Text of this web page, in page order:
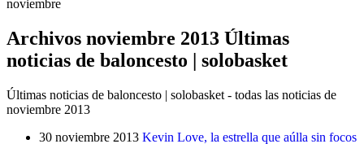
noviembre
Archivos noviembre 2013 Últimas
noticias de baloncesto | solobasket
Últimas noticias de baloncesto | solobasket - todas las noticias de
noviembre 2013
30 noviembre 2013 Kevin Love, la estrella que aúlla sin focos